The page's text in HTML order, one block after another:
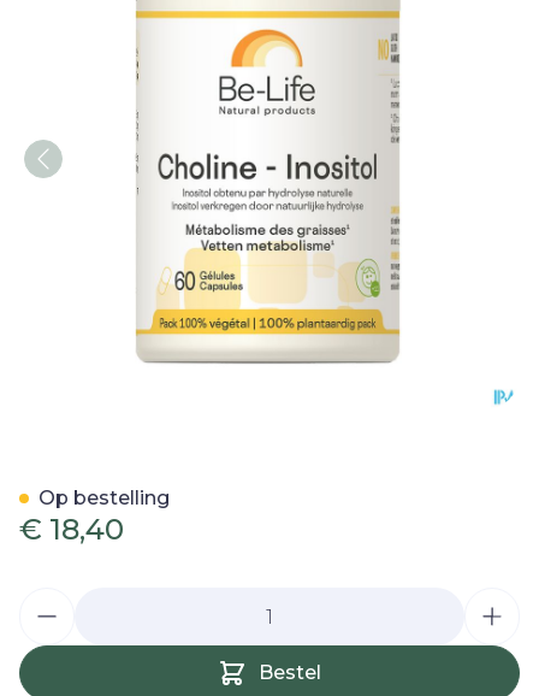
€ 18,40
Bestel
Op bestelling